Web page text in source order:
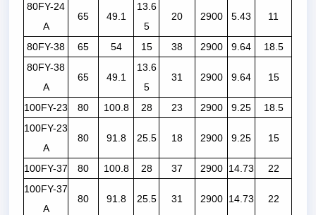
80FY-24
A
65 49.1
13.6
5
20 2900 5.43 11
80FY-38 65 54 15 38 2900 9.64
18.5
80FY-38
A
65 49.1
13.6
5
31 2900 9.64 15
100FY-23 80 100.8 28 23 2900 9.25
18.5
100FY-23
A
80 91.8 25.5 18 2900 9.25 15
100FY-37 80 100.8 28 37 2900 14.73
22
100FY-37
A
80 91.8 25.5 31 2900 14.73 22